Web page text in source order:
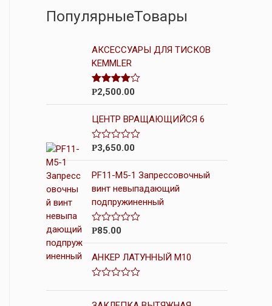
ПопулярныеТовары
АКСЕССУАРЫ ДЛЯ ТИСКОВ
KEMMLER
Оценка
Р2,500.00
ЦЕНТР ВРАЩАЮЩИЙСЯ 6
О
н
а
0
и
з
5
Р3,650.00
PF11-M5-1 Запрессовочный
винт невыпадающий
подпружиненный
О
н
к
а
и
з
Р85.00
АНКЕР ЛАТУННЫЙ М10
е